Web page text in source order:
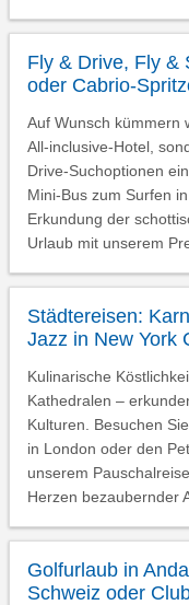
Fly & Drive, Fly &
oder Cabrio-
Auf Wunsch kümmern
All-inclusive-Hotel,
Drive-Suchoptionen
Mini-Bus zum Surfen
Erkundung der
Urlaub mit unserem
Städtereisen:
Jazz in New York
Kulinarische
Kathedralen –
Kulturen. Besuchen
in London oder den
unserem
Herzen bezaubernder
Golfurlaub in
Schweiz oder